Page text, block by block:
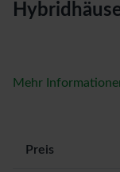
Mehr
Preis